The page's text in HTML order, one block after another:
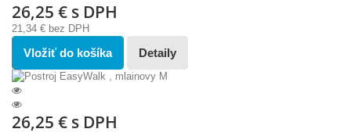
26,25 € s DPH
21,34 € bez DPH
Vložiť do košíka Detaily
26,25 € s DPH